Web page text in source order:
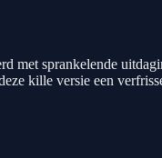
met sprankelende
kille versie een